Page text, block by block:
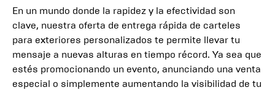
En un mundo donde la rapidez y la efectividad son
clave, nuestra oferta de entrega rápida de carteles
para exteriores personalizados te permite llevar tu
mensaje a nuevas alturas en tiempo récord. Ya sea que
estés promocionando un evento, anunciando una venta
especial o simplemente aumentando la visibilidad de tu